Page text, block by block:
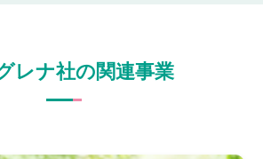
レナ社の関連事業